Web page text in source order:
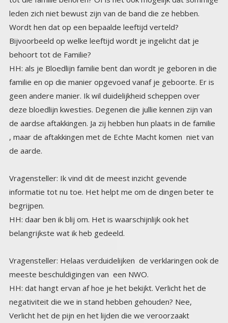
behoort tot de Familie?
HH: als je Bloedlijn familie bent dan wordt je geboren in die
familie en op die manier opgevoed vanaf je geboorte. Er is
geen andere manier. Ik wil duidelijkheid scheppen over
deze bloedlijn kwesties. Degenen die jullie kennen zijn van
de aardse aftakkingen. Ja zij hebben hun plaats in de familie
, maar de aftakkingen met de Echte Macht komen niet van
de aarde.
Vragensteller: Ik vind dit de meest inzicht gevende
informatie tot nu toe. Het helpt me om de dingen beter te
begrijpen.
HH: daar ben ik blij om. Het is waarschijnlijk ook het
belangrijkste wat ik heb gedeeld.
Vragensteller: Helaas verduidelijken de verklaringen ook de
meeste beschuldigingen van een NWO.
HH: dat hangt ervan af hoe je het bekijkt. Verlicht het de
negativiteit die we in stand hebben gehouden? Nee,
Verlicht het de pijn en het lijden die we veroorzaakt
hebben, en nog veroorzaken op de planeet ? Nee. Verlicht
het het feit dat we ons eindspel scenario binnenkort gaan
beëindigen, en daarna openlijk naar buiten komen en ons
publiekelijk opofferen om de falende politici en financiële